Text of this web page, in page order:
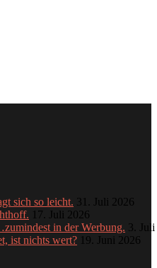
sich so leicht. 31. Juli 2026
17. Juli 2026
in der Werbung. 3.
ist nichts wert? 19. Juni 2026